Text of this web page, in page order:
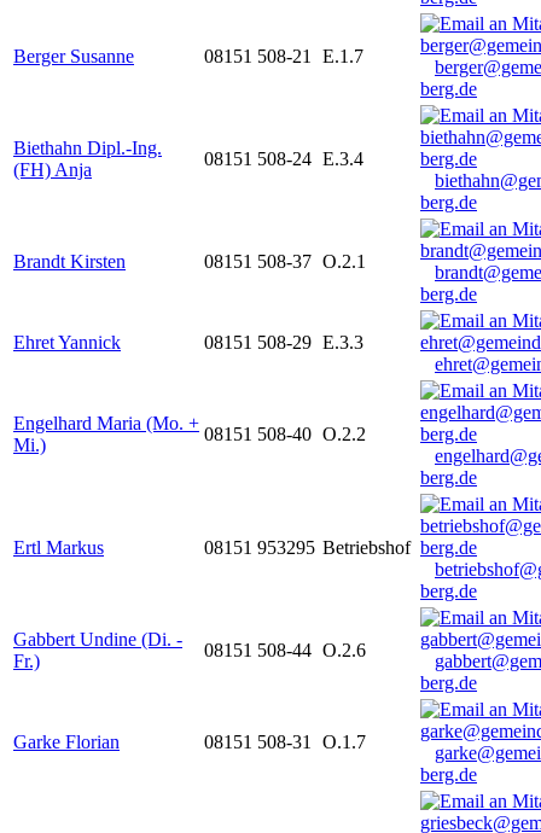
Berger Susanne 08151 508-21 E.1.7
berg.de
Biethahn Dipl.-Ing.
(FH) Anja
08151 508-24 E.3.4
berg.de
Brandt Kirsten 08151 508-37 O.2.1
berg.de
Ehret Yannick 08151 508-29 E.3.3
Engelhard Maria (Mo. +
Mi.)
08151 508-40 O.2.2
berg.de
Ertl Markus 08151 953295 Betriebshof
berg.de
Gabbert Undine (Di. -
Fr.)
08151 508-44 O.2.6
berg.de
Garke Florian 08151 508-31 O.1.7
berg.de